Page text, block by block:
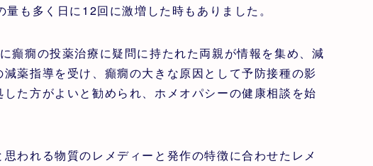
も多く日に12回に激増した時もありました。
癲癇の投薬治療に疑問に持たれた両親が情報を集め、減
薬指導を受け、癲癇の大きな原因として予防接種の影
た方がよいと勧められ、ホメオパシーの健康相談を始
われる物質のレメディーと発作の特徴に合わせたレメ